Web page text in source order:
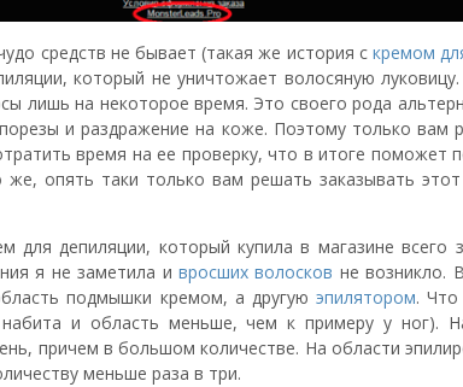
средств не бывает (такая же история с кремом
который не уничтожает волосяную
лишь на некоторое время. Это своего рода
и раздражение на коже. Поэтому только вам
время на ее проверку, что в итоге поможет
опять таки только вам решать заказывать
для депиляции, который купила в магазине всего
я не заметила и вросших волосков не возникло.
подмышки кремом, а другую эпилятором. Что
и область меньше, чем к примеру у ног).
причем в большом количестве. На области
меньше раза в три.